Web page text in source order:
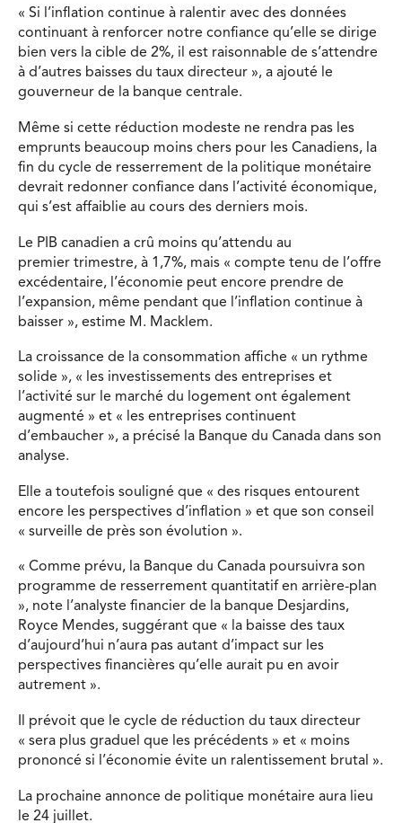
« Si l’inflation continue à ralentir avec des données
continuant à renforcer notre confiance qu’elle se dirige
bien vers la cible de 2%, il est raisonnable de s’attendre
à d’autres baisses du taux directeur », a ajouté le
gouverneur de la banque centrale.
Même si cette réduction modeste ne rendra pas les
emprunts beaucoup moins chers pour les Canadiens, la
fin du cycle de resserrement de la politique monétaire
devrait redonner confiance dans l’activité économique,
qui s’est affaiblie au cours des derniers mois.
Le PIB canadien a crû moins qu’attendu au
premier trimestre, à 1,7%, mais « compte tenu de l’offre
excédentaire, l’économie peut encore prendre de
l’expansion, même pendant que l’inflation continue à
baisser », estime M. Macklem.
La croissance de la consommation affiche « un rythme
solide », « les investissements des entreprises et
l’activité sur le marché du logement ont également
augmenté » et « les entreprises continuent
d’embaucher », a précisé la Banque du Canada dans son
analyse.
Elle a toutefois souligné que « des risques entourent
encore les perspectives d’inflation » et que son conseil
« surveille de près son évolution ».
« Comme prévu, la Banque du Canada poursuivra son
programme de resserrement quantitatif en arrière-plan
», note l’analyste financier de la banque Desjardins,
Royce Mendes, suggérant que « la baisse des taux
d’aujourd’hui n’aura pas autant d’impact sur les
perspectives financières qu’elle aurait pu en avoir
autrement ».
Il prévoit que le cycle de réduction du taux directeur
« sera plus graduel que les précédents » et « moins
prononcé si l’économie évite un ralentissement brutal ».
La prochaine annonce de politique monétaire aura lieu
le 24 juillet.